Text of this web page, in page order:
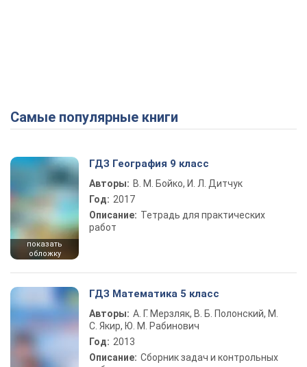
Самые популярные книги
показать
обложку
ГДЗ География 9 класс
Авторы: В. М. Бойко, И. Л. Дитчук
Год: 2017
Описание: Тетрадь для практических
работ
ГДЗ Математика 5 класс
Авторы: А. Г. Мерзляк, В. Б. Полонский, М.
С. Якир, Ю. М. Рабинович
Год: 2013
Описание: Сборник задач и контрольных